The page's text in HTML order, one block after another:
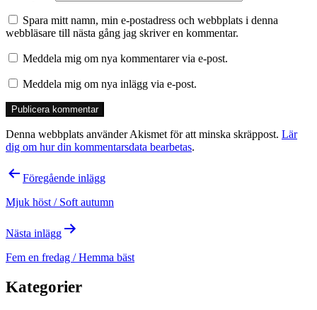
Spara mitt namn, min e-postadress och webbplats i denna
webbläsare till nästa gång jag skriver en kommentar.
Meddela mig om nya kommentarer via e-post.
Meddela mig om nya inlägg via e-post.
Denna webbplats använder Akismet för att minska skräppost. Lär
dig om hur din kommentarsdata bearbetas.
Inläggsnavigering
Föregående inlägg
Mjuk höst / Soft autumn
Nästa inlägg
Fem en fredag / Hemma bäst
Kategorier